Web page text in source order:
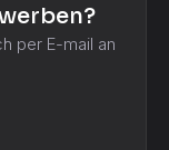
per E-mail an